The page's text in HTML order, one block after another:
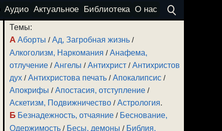
Аудио Актуальное Библиотека О нас
Темы:
А Аборты /Ад, Загробная жизнь /
Алкоголизм, Наркомания /Анафема,
отлучение /Ангелы /Антихрист /Антихристов
дух /Антихристова печать /Апокалипсис /
Апокрифы /Апостасия, отступление /
Аскетизм, Подвижничество /Астрология.
Б Безнадежность, отчаяние / Беснование,
Одержимость / Бесы, демоны / Библия,